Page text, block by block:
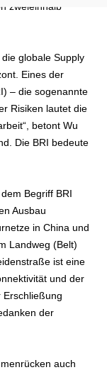
zweieinhalb
globale Supply
Eines der
– die sogenannte
Risiken lautet die
betont Wu
Die BRI bedeute
Begriff BRI
Ausbau
in China und
Landweg (Belt)
ist eine
und der
Erschließung
der
auch